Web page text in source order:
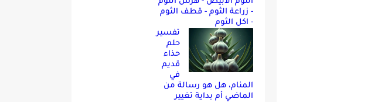
- زراعة الثوم - قطف الثوم
- اكل الثوم
تفسير
حلم
حذاء
قديم
في
المنام، هل هو رسالة من
الماضي أم بداية تغيير